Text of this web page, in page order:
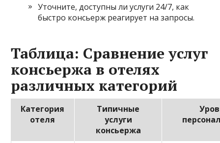
Уточните, доступны ли услуги 24/7, как
быстро консьерж реагирует на запросы.
Таблица: Сравнение услуг
консьержа в отелях
различных категорий
Категория
отеля
Типичные
услуги
консьержа